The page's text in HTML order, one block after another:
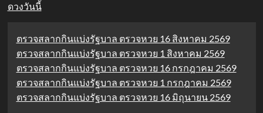
ดวงวันนี้
ตรวจสลากกินแบ่งรัฐบาล ตรวจหวย 16 สิงหาคม 2569
ตรวจสลากกินแบ่งรัฐบาล ตรวจหวย 1 สิงหาคม 2569
ตรวจสลากกินแบ่งรัฐบาล ตรวจหวย 16 กรกฎาคม 2569
ตรวจสลากกินแบ่งรัฐบาล ตรวจหวย 1 กรกฎาคม 2569
ตรวจสลากกินแบ่งรัฐบาล ตรวจหวย 16 มิถุนายน 2569